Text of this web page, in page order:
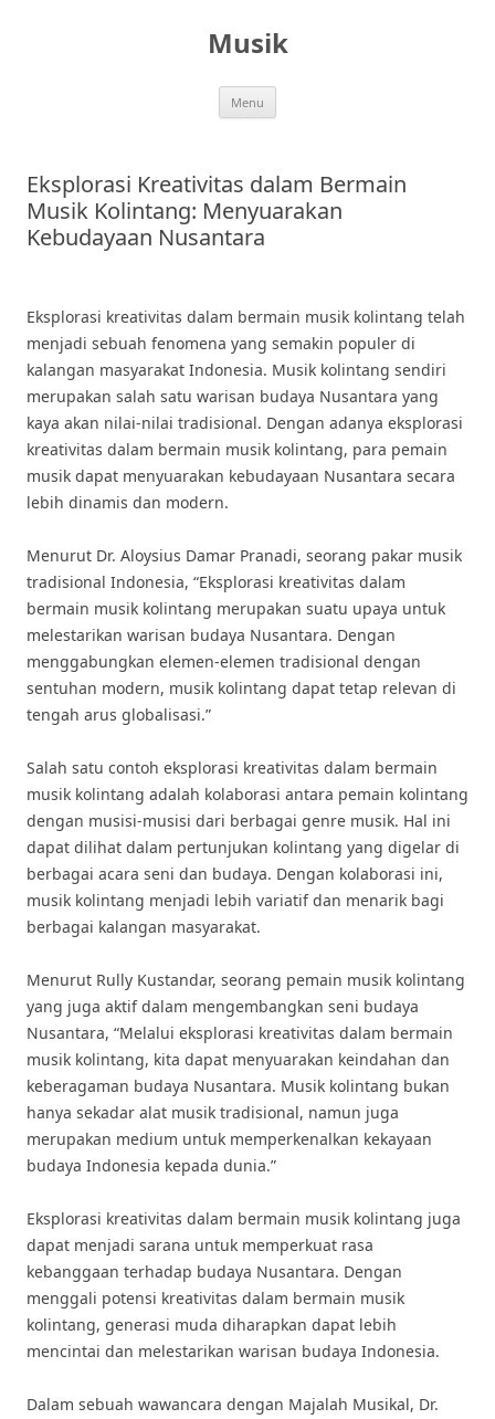
Musik
Menu
Eksplorasi Kreativitas dalam Bermain
Musik Kolintang: Menyuarakan
Kebudayaan Nusantara
Eksplorasi kreativitas dalam bermain musik kolintang telah
menjadi sebuah fenomena yang semakin populer di
kalangan masyarakat Indonesia. Musik kolintang sendiri
merupakan salah satu warisan budaya Nusantara yang
kaya akan nilai-nilai tradisional. Dengan adanya eksplorasi
kreativitas dalam bermain musik kolintang, para pemain
musik dapat menyuarakan kebudayaan Nusantara secara
lebih dinamis dan modern.
Menurut Dr. Aloysius Damar Pranadi, seorang pakar musik
tradisional Indonesia, “Eksplorasi kreativitas dalam
bermain musik kolintang merupakan suatu upaya untuk
melestarikan warisan budaya Nusantara. Dengan
menggabungkan elemen-elemen tradisional dengan
sentuhan modern, musik kolintang dapat tetap relevan di
tengah arus globalisasi.”
Salah satu contoh eksplorasi kreativitas dalam bermain
musik kolintang adalah kolaborasi antara pemain kolintang
dengan musisi-musisi dari berbagai genre musik. Hal ini
dapat dilihat dalam pertunjukan kolintang yang digelar di
berbagai acara seni dan budaya. Dengan kolaborasi ini,
musik kolintang menjadi lebih variatif dan menarik bagi
berbagai kalangan masyarakat.
Menurut Rully Kustandar, seorang pemain musik kolintang
yang juga aktif dalam mengembangkan seni budaya
Nusantara, “Melalui eksplorasi kreativitas dalam bermain
musik kolintang, kita dapat menyuarakan keindahan dan
keberagaman budaya Nusantara. Musik kolintang bukan
hanya sekadar alat musik tradisional, namun juga
merupakan medium untuk memperkenalkan kekayaan
budaya Indonesia kepada dunia.”
Eksplorasi kreativitas dalam bermain musik kolintang juga
dapat menjadi sarana untuk memperkuat rasa
kebanggaan terhadap budaya Nusantara. Dengan
menggali potensi kreativitas dalam bermain musik
kolintang, generasi muda diharapkan dapat lebih
mencintai dan melestarikan warisan budaya Indonesia.
Dalam sebuah wawancara dengan Majalah Musikal, Dr.